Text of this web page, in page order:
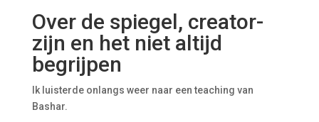
Over de spiegel, creator-
zijn en het niet altijd
begrijpen
Ik luisterde onlangs weer naar een teaching van
Bashar.